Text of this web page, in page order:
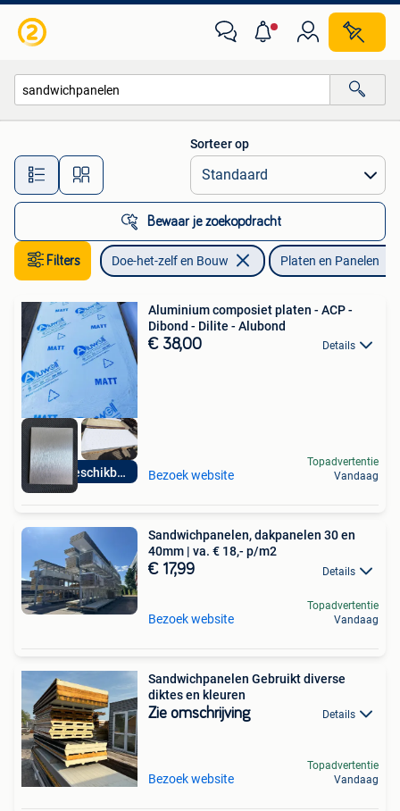
Alle afstanden…
Sorteer op
Bewaar je zoekopdracht
Filters Doe-het-zelf en Bouw Platen en Panelen
Direct beschikbaar
Aluminium composiet platen - ACP -
Dibond - Dilite - Alubond
€ 38,00 Details
Bezoek website
Topadvertentie
Vandaag
Sandwichpanelen, dakpanelen 30 en
40mm | va. € 18,- p/m2
€ 17,99 Details
Bezoek website
Topadvertentie
Vandaag
Sandwichpanelen Gebruikt diverse
diktes en kleuren
Zie omschrijving Details
Bezoek website
Topadvertentie
Vandaag